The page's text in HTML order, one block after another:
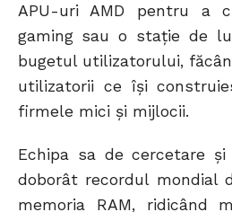
APU-uri AMD pentru a
gaming sau o stație de
bugetul utilizatorului,
utilizatorii ce își
firmele mici și mijlocii.
Echipa sa de cercetare și
doborât recordul mondial
memoria RAM, ridicând